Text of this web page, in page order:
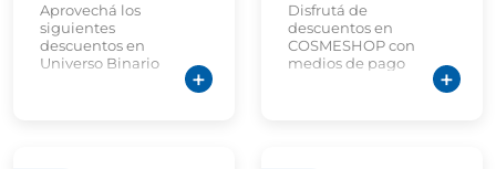
Aprovechá los
siguientes
descuentos en
Universo Binario
Disfrutá de
descuentos en
COSMESHOP con
medios de pago